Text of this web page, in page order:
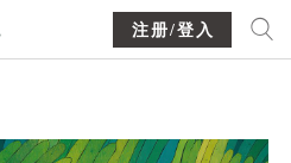
注册/登入